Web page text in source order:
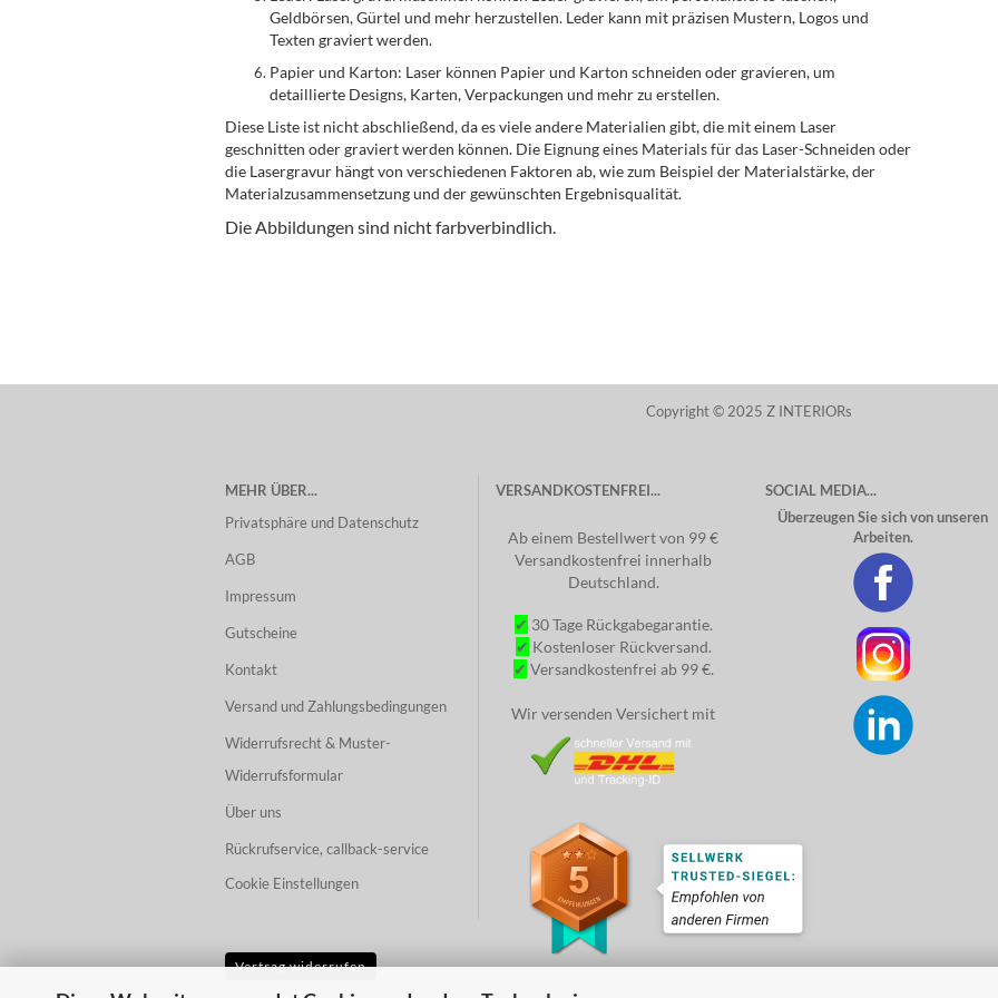
Geldbörsen, Gürtel und mehr herzustellen. Leder kann mit präzisen Mustern, Logos und
Texten graviert werden.
Papier und Karton: Laser können Papier und Karton schneiden oder gravieren, um
detaillierte Designs, Karten, Verpackungen und mehr zu erstellen.
Diese Liste ist nicht abschließend, da es viele andere Materialien gibt, die mit einem Laser
geschnitten oder graviert werden können. Die Eignung eines Materials für das Laser-Schneiden oder
die Lasergravur hängt von verschiedenen Faktoren ab, wie zum Beispiel der Materialstärke, der
Materialzusammensetzung und der gewünschten Ergebnisqualität.
Die Abbildungen sind nicht farbverbindlich.
Copyright © 2025 Z INTERIORs
MEHR ÜBER...
Privatsphäre und Datenschutz
AGB
Impressum
Gutscheine
Kontakt
Versand und Zahlungsbedingungen
Widerrufsrecht & Muster-
Widerrufsformular
Über uns
Rückrufservice, callback-service
Cookie Einstellungen
VERSANDKOSTENFREI...
Ab einem Bestellwert von 99 €
Versandkostenfrei innerhalb
Deutschland.
✔ 30 Tage Rückgabegarantie.
✔ Kostenloser Rückversand.
✔ Versandkostenfrei ab 99 €.
Wir versenden Versichert mit
SOCIAL MEDIA...
Überzeugen Sie sich von unseren
Arbeiten.
Vertrag widerrufen